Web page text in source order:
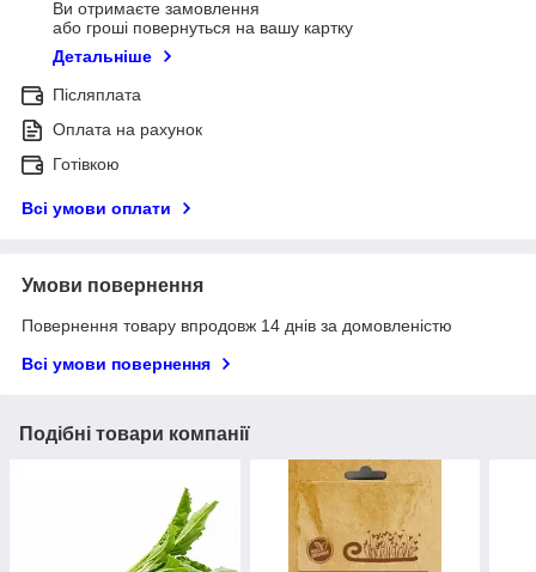
Ви отримаєте замовлення
або гроші повернуться на вашу картку
Детальніше
Післяплата
Оплата на рахунок
Готівкою
Всі умови оплати
Умови повернення
Повернення товару впродовж 14 днів за домовленістю
Всі умови повернення
Подібні товари компанії